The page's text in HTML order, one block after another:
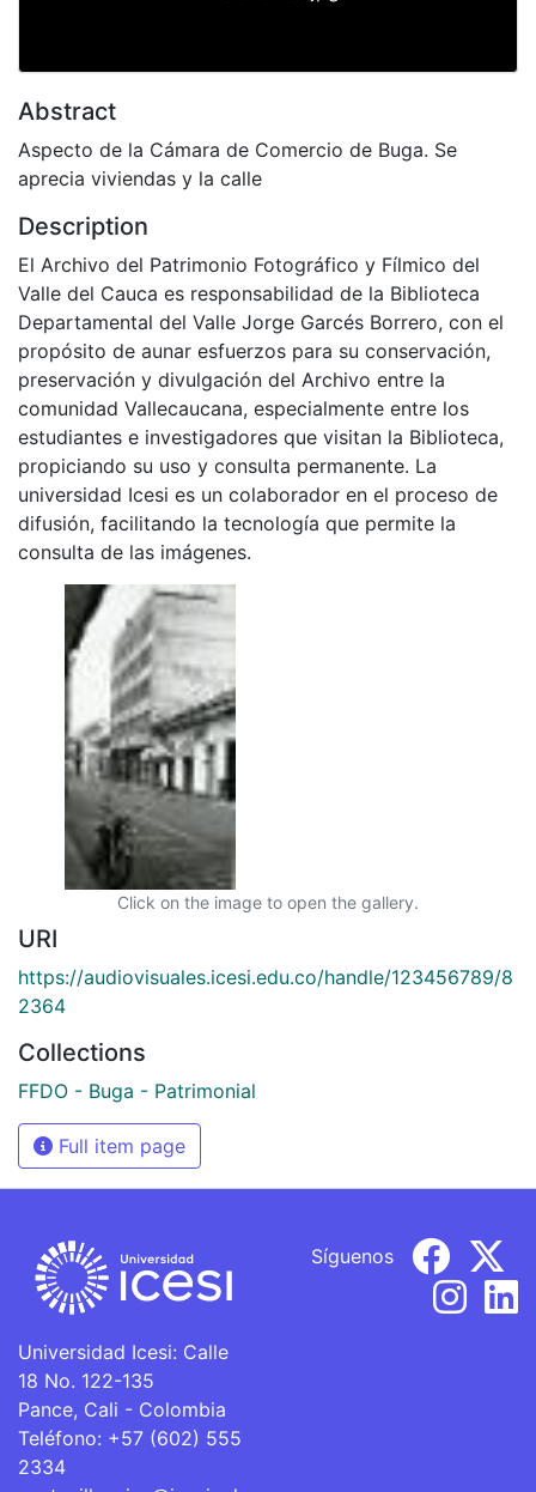
Abstract
Aspecto de la Cámara de Comercio de Buga. Se
aprecia viviendas y la calle
Description
El Archivo del Patrimonio Fotográfico y Fílmico del
Valle del Cauca es responsabilidad de la Biblioteca
Departamental del Valle Jorge Garcés Borrero, con el
propósito de aunar esfuerzos para su conservación,
preservación y divulgación del Archivo entre la
comunidad Vallecaucana, especialmente entre los
estudiantes e investigadores que visitan la Biblioteca,
propiciando su uso y consulta permanente. La
universidad Icesi es un colaborador en el proceso de
difusión, facilitando la tecnología que permite la
consulta de las imágenes.
Click on the image to open the gallery.
URI
https://audiovisuales.icesi.edu.co/handle/123456789/8
2364
Collections
FFDO - Buga - Patrimonial
Full item page
Universidad Icesi: Calle
18 No. 122-135
Pance, Cali - Colombia
Teléfono: +57 (602) 555
2334
Síguenos